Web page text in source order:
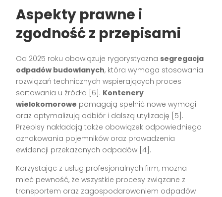
Aspekty prawne i
zgodność z przepisami
Od 2025 roku obowiązuje rygorystyczna segregacja
odpadów budowlanych, która wymaga stosowania
rozwiązań technicznych wspierających proces
sortowania u źródła [6]. Kontenery
wielokomorowe pomagają spełnić nowe wymogi
oraz optymalizują odbiór i dalszą utylizację [5].
Przepisy nakładają także obowiązek odpowiedniego
oznakowania pojemników oraz prowadzenia
ewidencji przekazanych odpadów [4].
Korzystając z usług profesjonalnych firm, można
mieć pewność, że wszystkie procesy związane z
transportem oraz zagospodarowaniem odpadów